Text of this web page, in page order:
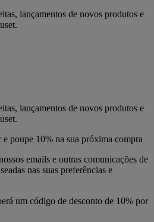
lançamentos de novos produtos e
lançamentos de novos produtos e
e poupe 10% na sua próxima compra
emails e outras comunicações de
nas suas preferências e
um código de desconto de 10% por